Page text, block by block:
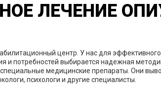
ЛЕЧЕНИЕ
центр. У нас для
и потребностей выбирается надежная
медицинские препараты. Они
психологи и другие специалисты.